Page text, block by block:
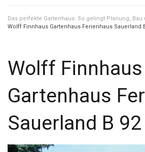
Das perfekte Gartenhaus: So gelingt Planung,
Wolff Finnhaus Gartenhaus Ferienhaus Sauerland
Wolff Finnhaus
Gartenhaus
Sauerland B